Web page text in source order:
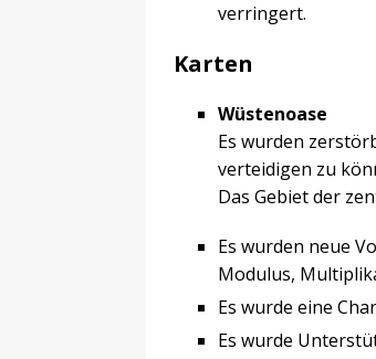
verringert.
Karten
Wüstenoase
Es wurden
verteidigen zu
Das Gebiet der
Es wurden neue
Modulus,
Es wurde eine
Es wurde